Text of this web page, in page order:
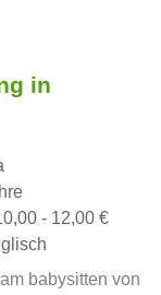
in
- 12,00 €
babysitten von